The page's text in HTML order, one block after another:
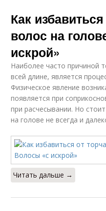
Как
волос на
искрой»
Наиболее часто причиной
всей длине, является
Физическое явление
появляется при
при расчесывании. Но
на голове не всегда и
Читать дальше →